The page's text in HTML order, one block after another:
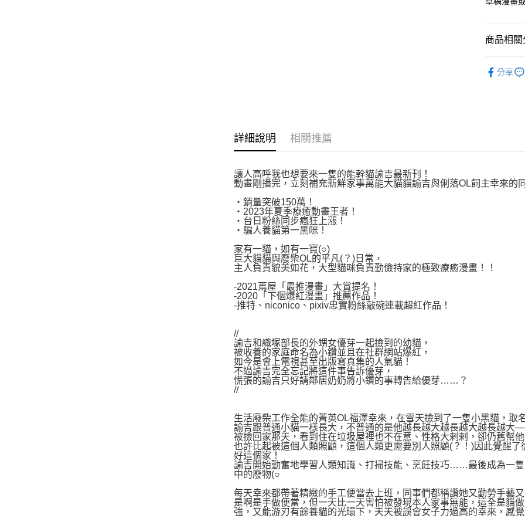
３．未成
４．使用
即時審查
形，恩沛
每筆
商品相關
分享
詳細說明 相關推薦
讓人高呼我也想要來一隻的能幹貓諭吉最新刊！
動畫剛播完，立刻補充新鮮家事萬能大貓貓諭吉與俐落OL飼主幸來的
‧銷量突破150萬！
‧2023年夏季療癒動畫王者！
‧台日粉絲同步瘋狂上漲！
‧騙人養貓第一黑咪！
家有一貓，如有一寶(○)
巨大貓貓與廢柴OL的平凡(？)日常，
主人負責貌美如花，大型貓咪負責勤儉持家的極致療癒漫畫！！
-2021蔦屋「最推漫畫」大賞提名！
-2020「下個爆紅漫畫」推薦作品！
-推特、niconico、pixiv忠實粉絲敲碗連載超紅作品！
//
諭吉和織塚部長的外甥女優芽一起撿到的幼貓，
被收養的家庭命名為小鑽並且在社群網站爆紅，
如今是會上電視甚至出版寫真集的人氣貓！
不過諭吉完全忘記將這件事告訴優芽，
慌張的諭吉只好請鄰居奶奶將小鑽的事轉告給優芽……？
//
生活廢柴工作全能的菁英OL福澤幸來，在雪天撿到了一隻小黑貓，取
諭吉跟普通小貓一樣長大，不普通的是他越長越大越長越大越長越大
被撿回家那天，看到住在垃圾屋裡也不在意、性格大剌剌，卻仍舊幫
也許比起被這個人類照顧，這個人類更需要別人照顧(？！)因此覺醒
好這個家！
諭吉開始勤奮地學習人類知識、打掃技能、烹飪技巧……最後成為一
中的廢物(○
每天幸來都帶著精緻的手工便當去上班，同事們都稱讚她又勤勞手藝
是啊是手做便當，但一天比一天害怕被發現本人家事無能，這全是貓
強，又能游刃有餘養貓的光環下，天天被誤會女子力過高的幸來，感